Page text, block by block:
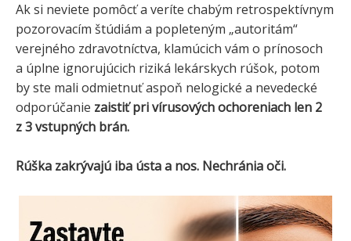
Ak si neviete pomôcť a veríte chabým retrospektívnym
pozorovacím štúdiám a popleteným „autoritám“
verejného zdravotníctva, klamúcich vám o prínosoch
a úplne ignorujúcich riziká lekárskych rúšok, potom
by ste mali odmietnuť aspoň nelogické a nevedecké
odporúčanie zaistiť pri vírusových ochoreniach len 2
z 3 vstupných brán.
Rúška zakrývajú iba ústa a nos. Nechránia oči.